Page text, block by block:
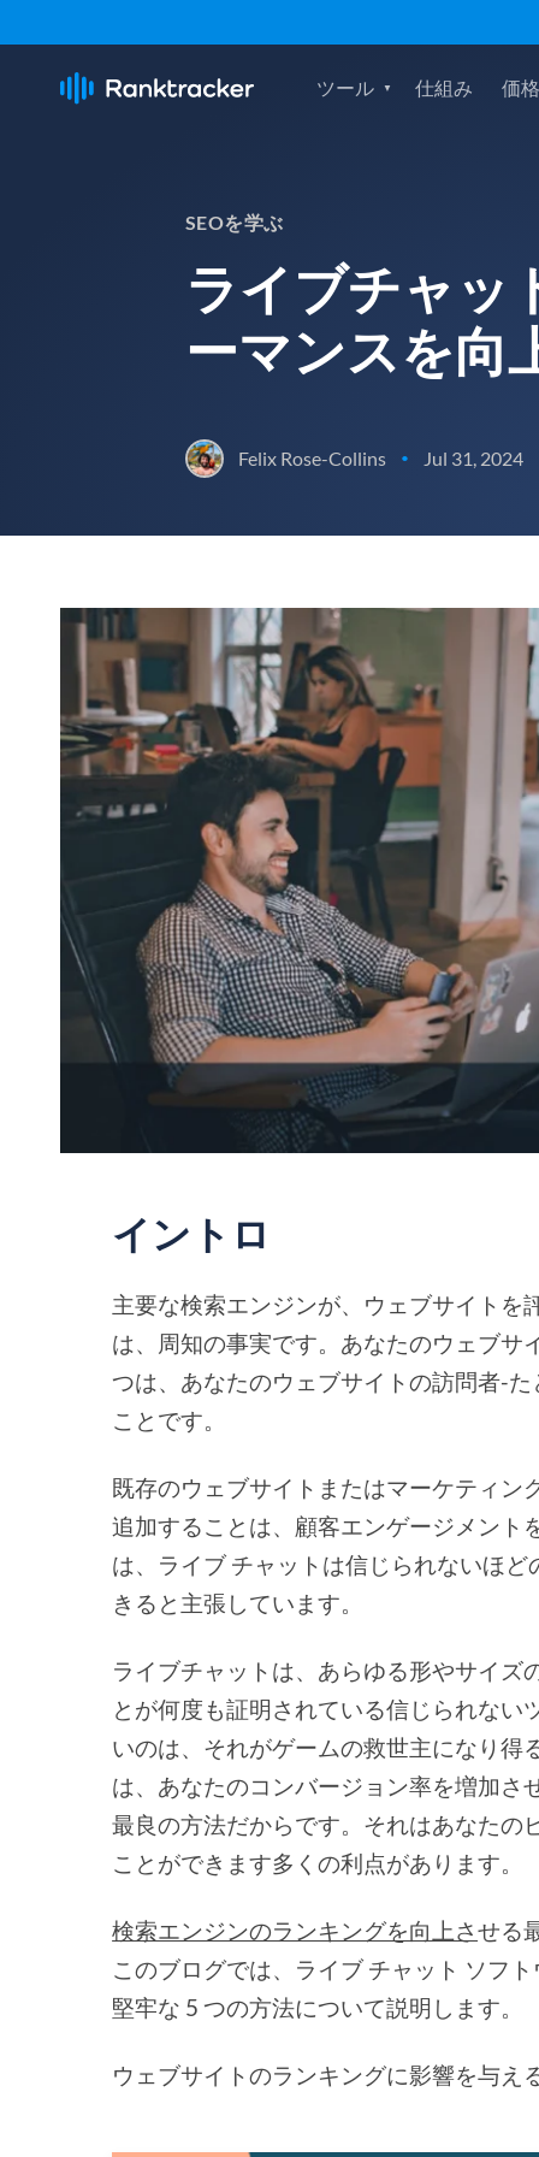
ツール 仕組み 価格
SEOを学ぶ
ライブチャッ
ーマンスを向
Felix Rose-Collins • Jul 31, 2024
イントロ
主要な検索エンジンが、ウェブサイトを
は、周知の事実です。あなたのウェブサ
つは、あなたのウェブサイトの訪問者-
ことです。
既存のウェブサイトまたはマーケティン
追加することは、顧客エンゲージメント
は、ライブ チャットは信じられないほ
きると主張しています。
ライブチャットは、あらゆる形やサイ
とが何度も証明されている信じられな
いのは、それがゲームの救世主になり得
は、あなたのコンバージョン率を増加さ
最良の方法だからです。それはあなたの
ことができます多くの利点があります。
検索エンジンのランキングを向上させる
このブログでは、ライブ チャット ソフ
堅牢な 5 つの方法について説明します。
ウェブサイトのランキングに影響を与え